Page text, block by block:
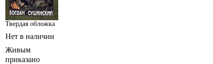
Твердая обложка
Нет в наличии
Живым
приказано